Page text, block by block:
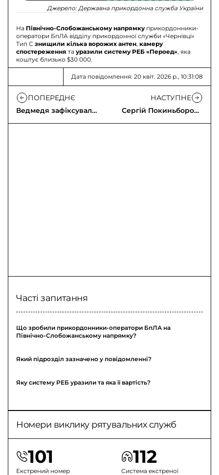
Джерело: Державна прикордонна служба України
На Північно-Слобожанському напрямкуприкордонники-
оператори БпЛА відділу прикордонної служби «Чернівці»
Тип Сзнищили кілька ворожих антен,камеру
спостереження тауразили систему РЕБ «Пероед», яка
коштує близько $30 000.
Дата повідомлення: 20 квіт. 2026 р., 10:31:08
ПОПЕРЕДНЄ
Ведмедя зафіксували
прикордонники на
НАСТУПНЕ
Сергій Покиньборода
- рятувальник з
Часті запитання
Що зробили прикордонники-оператори БпЛА на
Північно-Слобожанському напрямку?
Який підрозділ зазначено у повідомленні?
Яку систему РЕБ уразили та яка її вартість?
Номери виклику рятувальних служб
101
Екстрений номер
112
Система екстреної